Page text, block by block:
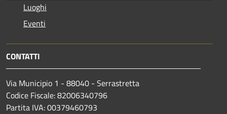
Luoghi
Eventi
CONTATTI
Via Municipio 1 - 88040 - Serrastretta
Codice Fiscale: 82006340796
Partita IVA: 00379460793